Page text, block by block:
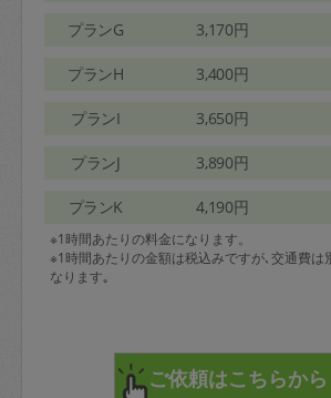
プランG 3,170円
プランH 3,400円
プランI 3,650円
プランJ 3,890円
プランK 4,190円
※1時間あたりの料金になります。
※1時間あたりの金額は税込みですが､交通費は
なります｡